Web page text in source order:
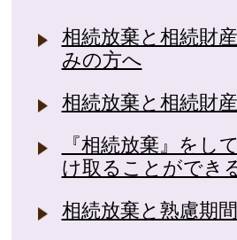
相続放棄と相続財
みの方へ
相続放棄と相続財
『相続放棄』をし
け取ることができ
相続放棄と熟慮期間